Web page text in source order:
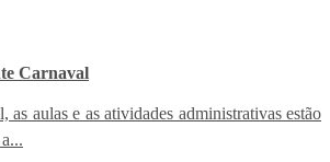
Carnaval
as aulas e as atividades administrativas estão